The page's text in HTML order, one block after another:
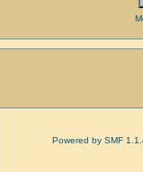
Powered by SMF